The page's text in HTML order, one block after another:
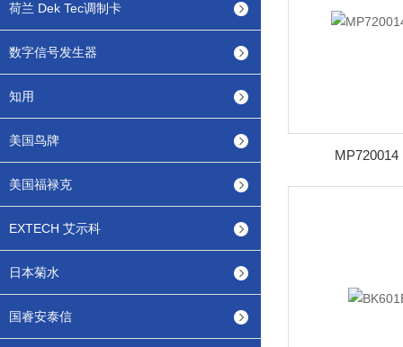
荷兰 Dek Tec调制卡
数字信号发生器
知用
美国鸟牌
美国福禄克
EXTECH 艾示科
日本菊水
国睿安泰信